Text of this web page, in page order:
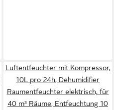
Luftentfeuchter mit Kompressor,
10L pro 24h, Dehumidifier
Raumentfeuchter elektrisch, für
40 m³ Räume, Entfeuchtung 10